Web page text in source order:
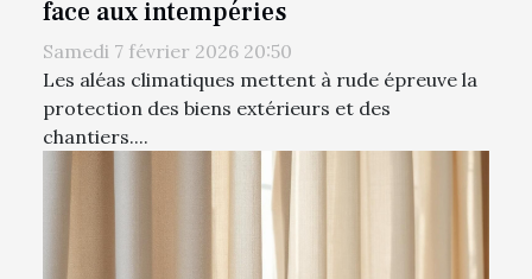
face aux intempéries
Samedi 7 février 2026 20:50
Les aléas climatiques mettent à rude épreuve la
protection des biens extérieurs et des
chantiers....